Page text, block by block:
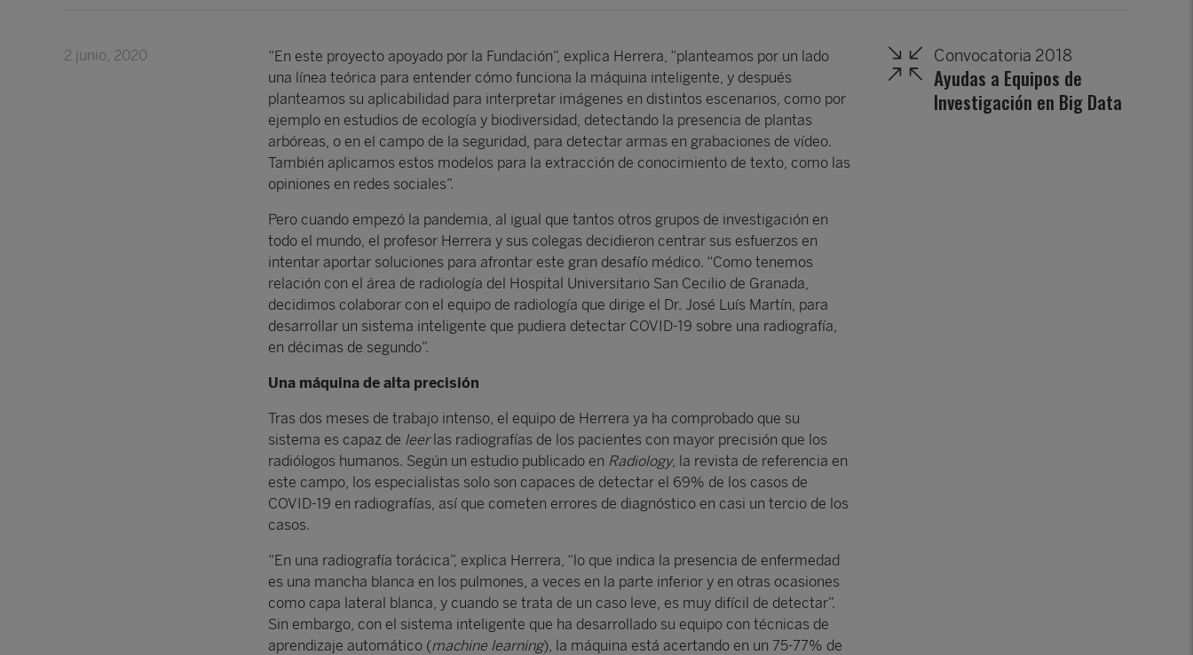
2 junio, 2020
“En este proyecto apoyado por la Fundación”, explica Herrera, “planteamos por un lado
una línea teórica para entender cómo funciona la máquina inteligente, y después
planteamos su aplicabilidad para interpretar imágenes en distintos escenarios, como por
ejemplo en estudios de ecología y biodiversidad, detectando la presencia de plantas
arbóreas, o en el campo de la seguridad, para detectar armas en grabaciones de vídeo.
También aplicamos estos modelos para la extracción de conocimiento de texto, como las
opiniones en redes sociales”.
Pero cuando empezó la pandemia, al igual que tantos otros grupos de investigación en
todo el mundo, el profesor Herrera y sus colegas decidieron centrar sus esfuerzos en
intentar aportar soluciones para afrontar este gran desafío médico. “Como tenemos
relación con el área de radiología del Hospital Universitario San Cecilio de Granada,
decidimos colaborar con el equipo de radiología que dirige el Dr. José Luís Martín, para
desarrollar un sistema inteligente que pudiera detectar COVID-19 sobre una radiografía,
en décimas de segundo”.
Una máquina de alta precisión
Tras dos meses de trabajo intenso, el equipo de Herrera ya ha comprobado que su
sistema es capaz de leerlas radiografías de los pacientes con mayor precisión que los
radiólogos humanos. Según un estudio publicado en Radiology, la revista de referencia en
este campo, los especialistas solo son capaces de detectar el 69% de los casos de
COVID-19 en radiografías, así que cometen errores de diagnóstico en casi un tercio de los
casos.
“En una radiografía torácica”, explica Herrera, “lo que indica la presencia de enfermedad
es una mancha blanca en los pulmones, a veces en la parte inferior y en otras ocasiones
como capa lateral blanca, y cuando se trata de un caso leve, es muy difícil de detectar”.
Sin embargo, con el sistema inteligente que ha desarrollado su equipo con técnicas de
aprendizaje automático (machine learning), la máquina está acertando en un 75-77% de
Convocatoria 2018
Ayudas a Equipos de
Investigación en Big Data